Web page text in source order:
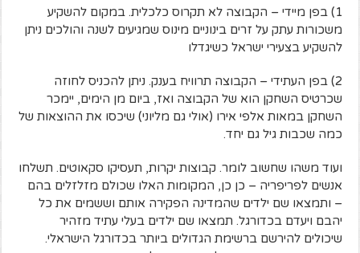
1) בפן מיידי – הקבוצה לא תקרוס כלכלית. במקום להשקיע
משכורות עתק על זרים בינוניים מינוס שמגיעים לשנה והולכים ניתן
להשקיע בצעירי ישראל כשיגדלו
2) בפן העתידי – הקבוצה תרוויח בענק. ניתן להכניס לחוזה
שכרטיס השחקן הוא של הקבוצה ואז, ביום מן הימים, יימכר
השחקן במאות אלפי אירו (אולי גם מליוני) שיכסו את ההוצאות של
כמה שכבות גיל גם יחד.
ועוד משהו שחשוב לומר. קבוצות יקרות, תעסיקו סקאוטים. תשלחו
אנשים לפריפריה – כן כן, המקומות האלו שכולם מזלזלים בהם
– ותמצאו שם ילדים שהמדינה הפקירה אותם וששמים את כל
יהבם ויעדם בכדורגל. תמצאו שם ילדים בעלי עתיד מזהיר
שיכולים להירשם ברשימת הגדולים ביותר בכדורגל הישראלי.